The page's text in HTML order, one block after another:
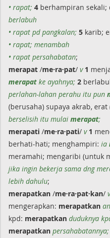
• rapat; 4 berhampiran sekali;
berlabuh
• rapat pd pangkalan; 5 karib;
• rapat; menambah
• rapat persahabatan;
merapat /me·ra·pat/ v 1
merapat ke ayahnya; 2
perlahan-lahan perahu itu pun
(berusaha) supaya akrab,
berselisih itu mulai merapat;
merapati /me·ra·pati/ v 1
berhati-hati; menghampiri: ia
meramahi; mengaribi (untuk
jika ingin bekerja sama dng
lebih dahulu;
merapatkan /me·ra·pat·kan/ v
mengerapkan: merapatkan
kpd: merapatkan duduknya
merapatkan persahabatannya;